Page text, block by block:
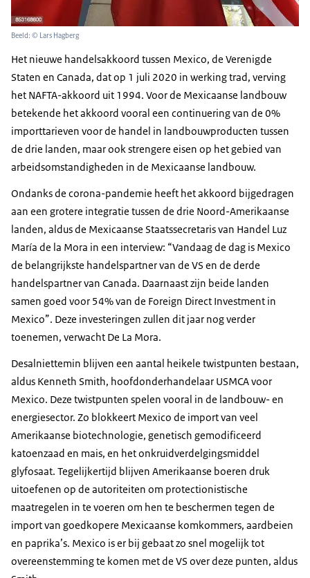
Beeld: © Lars Hagberg
Het nieuwe handelsakkoord tussen Mexico, de Verenigde
Staten en Canada, dat op 1 juli 2020 in werking trad, verving
het NAFTA-akkoord uit 1994. Voor de Mexicaanse landbouw
betekende het akkoord vooral een continuering van de 0%
importtarieven voor de handel in landbouwproducten tussen
de drie landen, maar ook strengere eisen op het gebied van
arbeidsomstandigheden in de Mexicaanse landbouw.
Ondanks de corona-pandemie heeft het akkoord bijgedragen
aan een grotere integratie tussen de drie Noord-Amerikaanse
landen, aldus de Mexicaanse Staatssecretaris van Handel Luz
María de la Mora in een interview: “Vandaag de dag is Mexico
de belangrijkste handelspartner van de VS en de derde
handelspartner van Canada. Daarnaast zijn beide landen
samen goed voor 54% van de Foreign Direct Investment in
Mexico”. Deze investeringen zullen dit jaar nog verder
toenemen, verwacht De La Mora.
Desalniettemin blijven een aantal heikele twistpunten bestaan,
aldus Kenneth Smith, hoofdonderhandelaar USMCA voor
Mexico. Deze twistpunten spelen vooral in de landbouw- en
energiesector. Zo blokkeert Mexico de import van veel
Amerikaanse biotechnologie, genetisch gemodificeerd
katoenzaad en mais, en het onkruidverdelgingsmiddel
glyfosaat. Tegelijkertijd blijven Amerikaanse boeren druk
uitoefenen op de autoriteiten om protectionistische
maatregelen in te voeren om hen te beschermen tegen de
import van goedkopere Mexicaanse komkommers, aardbeien
en paprika’s. Mexico is er bij gebaat zo snel mogelijk tot
overeenstemming te komen met de VS over deze punten, aldus